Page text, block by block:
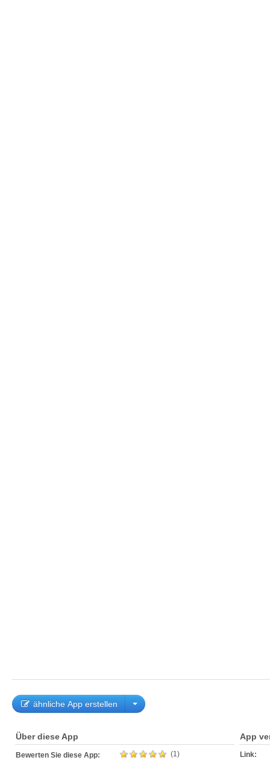
ähnliche App erstellen
Über diese App
Bewerten Sie diese App: (1)
App
Link: